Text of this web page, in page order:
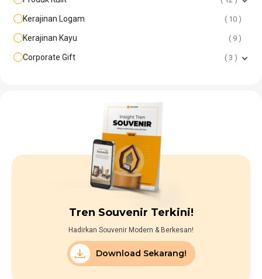
Kerajinan Logam 10
Kerajinan Kayu 9
Corporate Gift 3
Tren Souvenir Terkini!
Hadirkan Souvenir Modern & Berkesan!
Download Sekarang!